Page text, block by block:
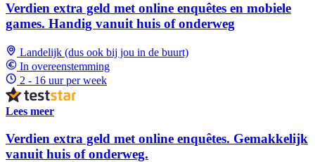
Verdien extra geld met online enquêtes en mobiele
games. Handig vanuit huis of onderweg
Landelijk (dus ook bij jou in de buurt)
In overeenstemming
2 - 16 uur per week
Lees meer
Verdien extra geld met online enquêtes. Gemakkelijk
vanuit huis of onderweg.